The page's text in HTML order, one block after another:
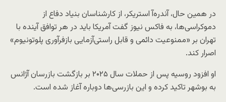
در همین حال، آندره‌آ استریکر، از کارشناسان بنیاد دفاع از
دموکراسی‌ها، به فاکس نیوز گفت آمریکا باید در هر توافق آینده با
تهران بر «ممنوعیت دائمی و قابل راستی‌آزمایی بازفرآوری پلوتونیوم»
اصرار کند.
او افزود روسیه پس از حملات سال ۲۰۲۵ بر بازگشت بازرسان آژانس
به بوشهر تاکید کرده و این بازرسی‌ها دوباره آغاز شده است.